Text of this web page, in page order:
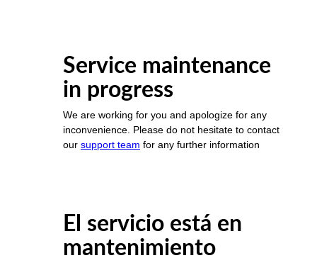
Service maintenance
in progress
We are working for you and apologize for any
inconvenience. Please do not hesitate to contact
our support team for any further information
El servicio está en
mantenimiento